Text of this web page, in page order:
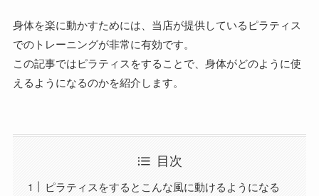
身体を楽に動かすためには、当店が提供しているピラティス
でのトレーニングが非常に有効です。
この記事ではピラティスをすることで、身体がどのように使
えるようになるのかを紹介します。
目次
ピラティスをするとこんな風に動けるようになる